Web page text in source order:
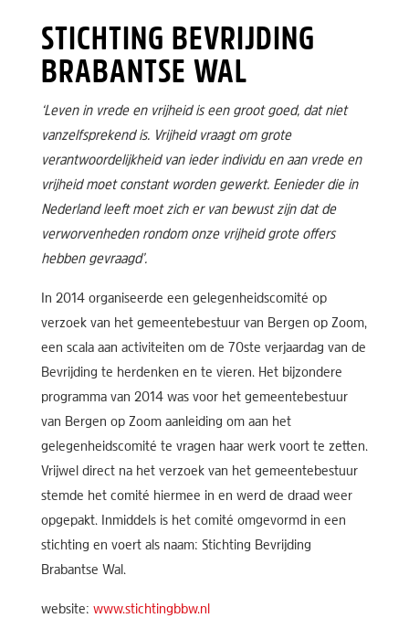
STICHTING BEVRIJDING
BRABANTSE WAL
‘Leven in vrede en vrijheid is een groot goed, dat niet
vanzelfsprekend is. Vrijheid vraagt om grote
verantwoordelijkheid van ieder individu en aan vrede en
vrijheid moet constant worden gewerkt. Eenieder die in
Nederland leeft moet zich er van bewust zijn dat de
verworvenheden rondom onze vrijheid grote offers
hebben gevraagd’.
In 2014 organiseerde een gelegenheidscomité op
verzoek van het gemeentebestuur van Bergen op Zoom,
een scala aan activiteiten om de 70ste verjaardag van de
Bevrijding te herdenken en te vieren. Het bijzondere
programma van 2014 was voor het gemeentebestuur
van Bergen op Zoom aanleiding om aan het
gelegenheidscomité te vragen haar werk voort te zetten.
Vrijwel direct na het verzoek van het gemeentebestuur
stemde het comité hiermee in en werd de draad weer
opgepakt. Inmiddels is het comité omgevormd in een
stichting en voert als naam: Stichting Bevrijding
Brabantse Wal.
website: www.stichtingbbw.nl